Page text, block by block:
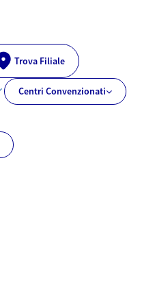
Per Noi | AXA MPS - AXA-
Trova Filiale
Centri Convenzionati